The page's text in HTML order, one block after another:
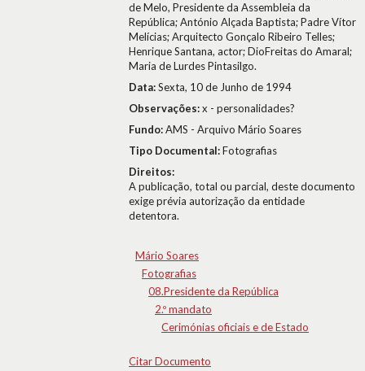
de Melo, Presidente da Assembleia da
República; António Alçada Baptista; Padre Vítor
Melícias; Arquitecto Gonçalo Ribeiro Telles;
Henrique Santana, actor; DioFreitas do Amaral;
Maria de Lurdes Pintasilgo.
Data:Sexta, 10 de Junho de 1994
Observações:x - personalidades?
Fundo:AMS - Arquivo Mário Soares
Tipo Documental:Fotografias
Direitos:
A publicação, total ou parcial, deste documento
exige prévia autorização da entidade
detentora.
Mário Soares
Fotografias
08.Presidente da República
2.º mandato
Cerimónias oficiais e de Estado
Citar Documento